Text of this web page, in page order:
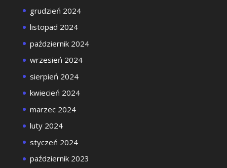
grudzień 2024
listopad 2024
październik 2024
wrzesień 2024
sierpień 2024
kwiecień 2024
marzec 2024
luty 2024
styczeń 2024
październik 2023